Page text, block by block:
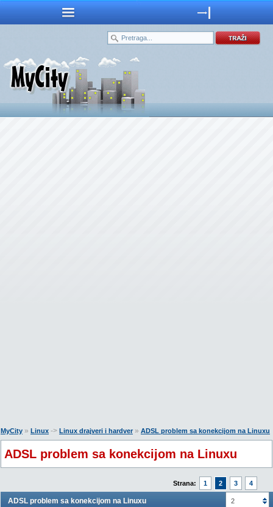
MyCity » Linux -> Linux drajveri i hardver » ADSL problem sa konekcijom na Linuxu
ADSL problem sa konekcijom na Linuxu
Strana: 1 2 3 4
2
ADSL problem sa konekcijom na Linuxu